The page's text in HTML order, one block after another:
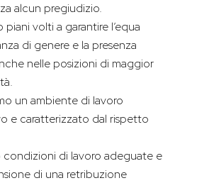
alcun pregiudizio.
piani volti a garantire l’equa
di genere e la presenza
nelle posizioni di maggior
un ambiente di lavoro
e caratterizzato dal rispetto
condizioni di lavoro adeguate e
di una retribuzione